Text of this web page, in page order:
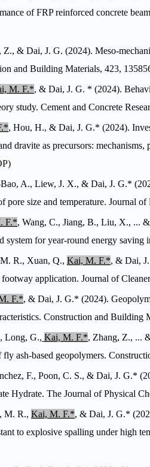
of FRP reinforced concrete
& Dai, J. G. (2024). Meso-
and Building Materials, 423,
M. F.*, & Dai, J. G. * (2024).
study. Cement and Concrete
, Hou, H., & Dai, J. G.* (2024).
dravite as precursors:
)
A., Liew, J. X., & Dai, J. G.*
pore size and temperature. Journal of
F.*, Wang, C., Jiang, B., Liu, X., ...
system for year-round energy saving
R., Xuan, Q., Kai, M. F.*, & Dai,
application. Journal of
F.*, & Dai, J. G.* (2024).
Construction and Building
Long, G., Kai, M. F.*, Zhang, Z., ...
fly ash-based geopolymers.
F., Poon, C. S., & Dai, J. G.*
Hydrate. The Journal of Physical
M. R., Kai, M. F.*, & Dai, J. G.*
to explosive spalling under high